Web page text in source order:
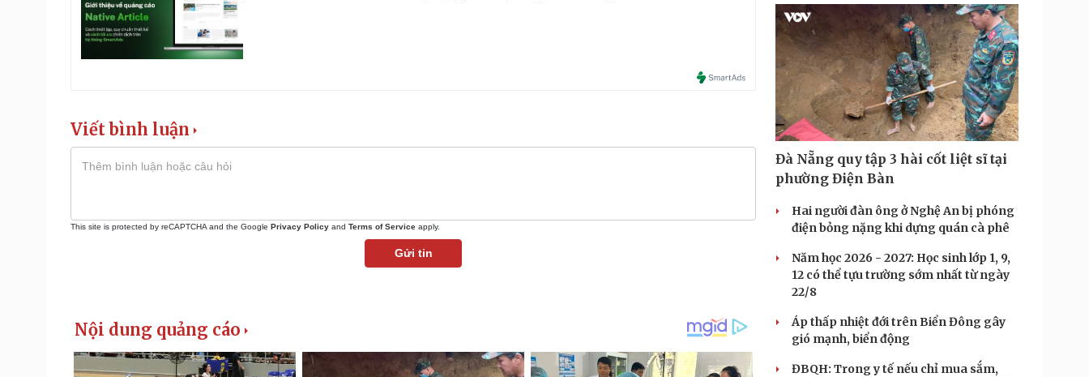
Viết bình luận
This site is protected by reCAPTCHA and the Google Privacy Policy and Terms of Service apply.
Gửi tin
Đà Nẵng quy tập 3 hài cốt liệt sĩ tại
phường Điện Bàn
Hai người đàn ông ở Nghệ An bị phóng
điện bỏng nặng khi dựng quán cà phê
Năm học 2026 - 2027: Học sinh lớp 1, 9,
12 có thể tựu trường sớm nhất từ ngày
22/8
Áp thấp nhiệt đới trên Biển Đông gây
gió mạnh, biển động
ĐBQH: Trong y tế nếu chỉ mua sắm,